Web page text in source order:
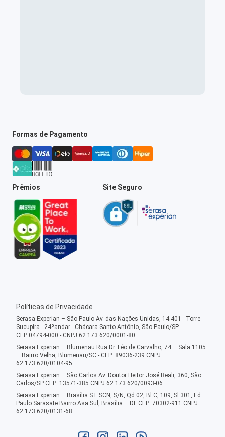
Formas de Pagamento
Prêmios Site Seguro
Políticas de Privacidade
Serasa Experian – São Paulo Av. das Nações Unidas, 14.401 - Torre
Sucupira - 24ºandar - Chácara Santo Antônio, São Paulo/SP -
CEP:04794-000 - CNPJ 62.173.620/0001-80
Serasa Experian – Blumenau Rua Dr. Léo de Carvalho, 74 – Sala 1105
– Bairro Velha, Blumenau/SC - CEP: 89036-239 CNPJ
62.173.620/0104-95
Serasa Experian – São Carlos Av. Doutor Heitor José Reali, 360, São
Carlos/SP CEP: 13571-385 CNPJ 62.173.620/0093-06
Serasa Experian – Brasília ST SCN, S/N, Qd 02, Bl C, 109, Sl 301, Ed.
Paulo Sarasate Bairro Asa Sul, Brasília – DF CEP: 70302-911 CNPJ
62.173.620/0131-68